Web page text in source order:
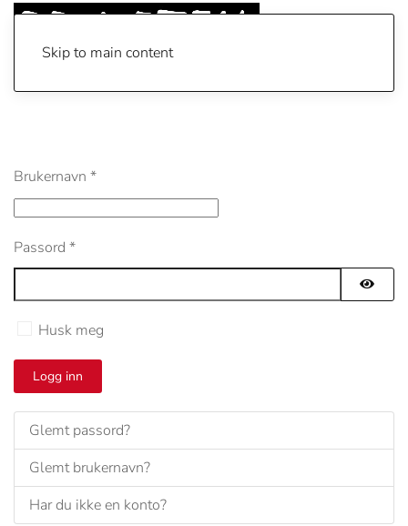
Skip to main content
Brukernavn *
Passord *
Husk meg
Logg inn
Glemt passord?
Glemt brukernavn?
Har du ikke en konto?